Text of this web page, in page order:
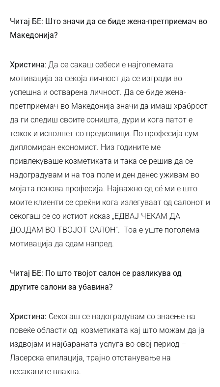
Читај БЕ: Што значи да се биде жена-претприемач во
Македонија?
Христина: Да се сакаш себеси е најголемата
мотивација за секоја личност да се изгради во
успешна и остварена личност. Да се биде жена-
претприемач во Македонија значи да имаш храброст
да ги следиш своите соништа, дури и кога патот е
тежок и исполнет со предизвици. По професија сум
дипломиран економист. Низ годините ме
привлекуваше козметиката и така се решив да се
надоградувам и на тоа поле и ден денес уживам во
мојата понова професија. Најважно од сé ми е што
моите клиенти се среќни кога излегуваат од салонот и
секогаш се со истиот исказ „ЕДВАЈ ЧЕКАМ ДА
ДОЈДАМ ВО ТВОЈОТ САЛОН“. Тоа е уште поголема
мотивација да одам напред.
Читај БЕ: По што твојот салон се разликува од
другите салони за убавина?
Христина: Секогаш се надоградувам со знаење на
повеќе области од козметиката кај што можам да ја
издвојам и најбараната услуга во овој период –
Ласерска епилација, трајно отстанување на
несаканите влакна.